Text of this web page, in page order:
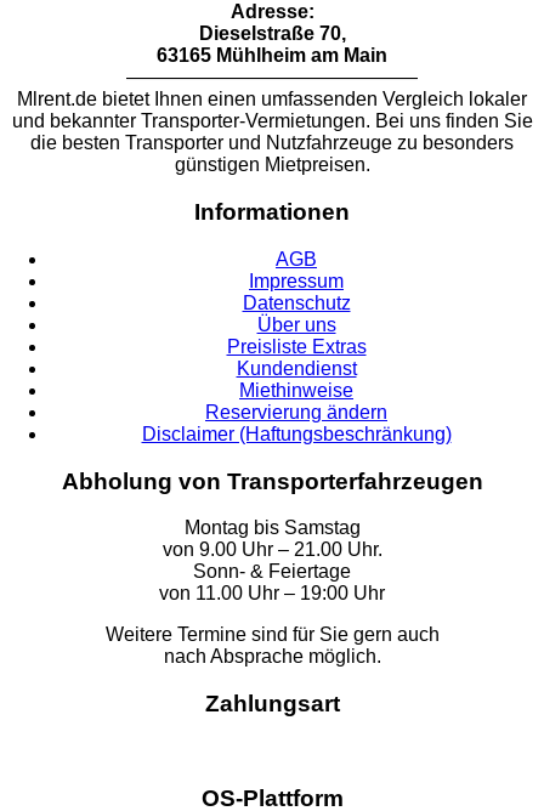
Adresse:
Dieselstraße 70,
63165 Mühlheim am Main
———————————————
Mlrent.de bietet Ihnen einen umfassenden Vergleich lokaler
und bekannter Transporter-Vermietungen. Bei uns finden Sie
die besten Transporter und Nutzfahrzeuge zu besonders
günstigen Mietpreisen.
Informationen
AGB
Impressum
Datenschutz
Über uns
Preisliste Extras
Kundendienst
Miethinweise
Reservierung ändern
Disclaimer (Haftungsbeschränkung)
Abholung von Transporterfahrzeugen
Montag bis Samstag
von 9.00 Uhr – 21.00 Uhr.
Sonn- & Feiertage
von 11.00 Uhr – 19:00 Uhr
Weitere Termine sind für Sie gern auch
nach Absprache möglich.
Zahlungsart
OS-Plattform